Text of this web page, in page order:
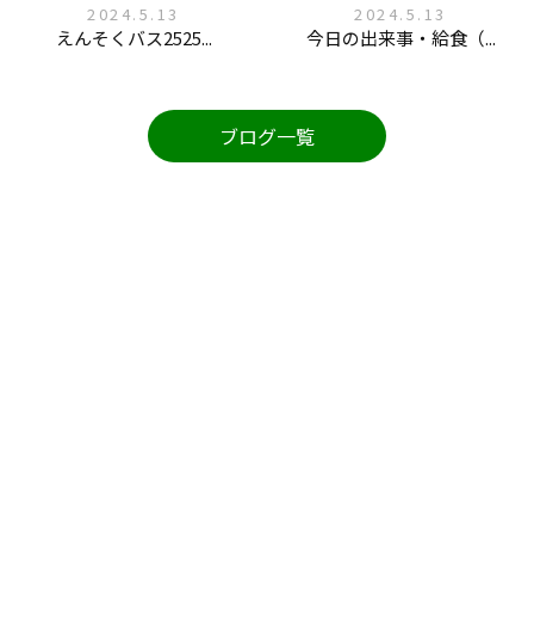
2024.5.13
えんそくバス2525...
2024.5.13
今日の出来事・給食（...
ブログ一覧